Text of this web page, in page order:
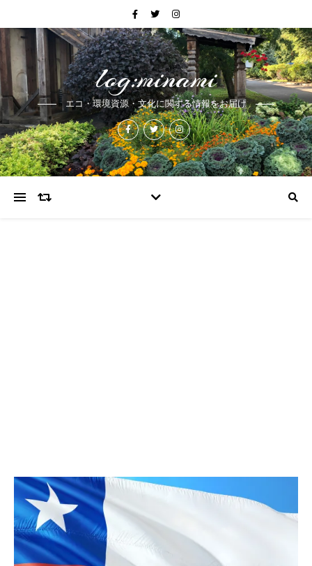
log:minami
エコ・環境資源・文化に関する情報をお届け